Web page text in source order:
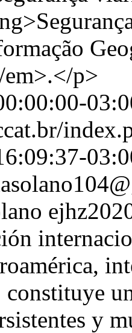
p>
y